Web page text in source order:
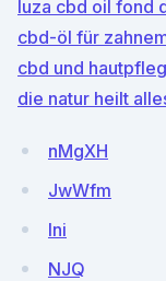
luza cbd oil fond
cbd-öl für
cbd und
die natur heilt
nMgXH
JwWfm
lni
NJQ